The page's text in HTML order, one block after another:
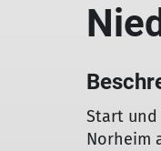
Start
Norheim